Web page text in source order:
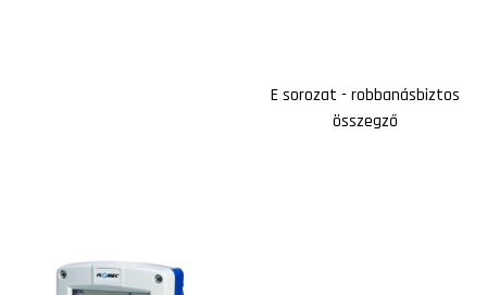
E sorozat - robbanásbiztos
összegző